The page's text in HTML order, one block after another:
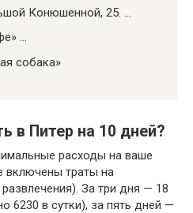
Конюшенной, 25. …
…
собака»
в Питер на 10 дней?
расходы на ваше
включены траты на
За три дня — 18
6230 в сутки), за пять дней —